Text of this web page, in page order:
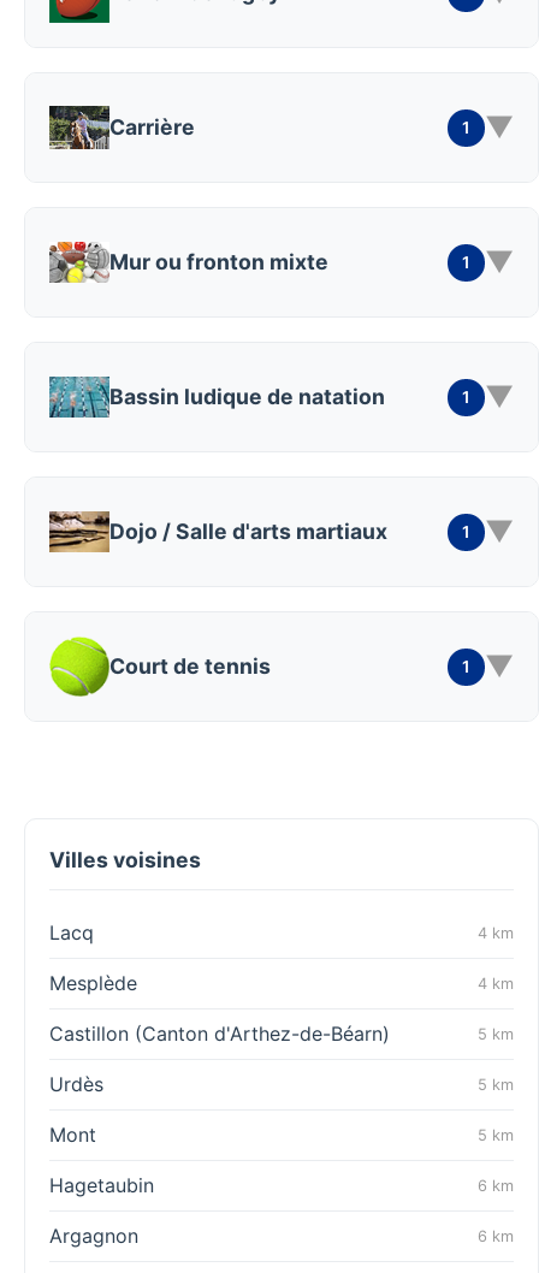
Carrière 1 ▼
Mur ou fronton mixte 1 ▼
Bassin ludique de natation 1 ▼
Dojo / Salle d'arts martiaux 1 ▼
Court de tennis 1 ▼
Villes voisines
Lacq 4 km
Mesplède 4 km
Castillon (Canton d'Arthez-de-Béarn) 5 km
Urdès 5 km
Mont 5 km
Hagetaubin 6 km
Argagnon 6 km